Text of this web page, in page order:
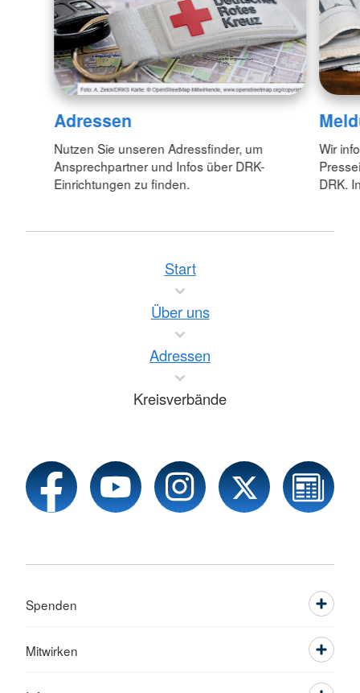
Adressen
Nutzen Sie unseren Adressfinder, um
Ansprechpartner und Infos über DRK-
Einrichtungen zu finden.
Wir
DRK.
Start
Über uns
Adressen
Kreisverbände
Spenden
Mitwirken